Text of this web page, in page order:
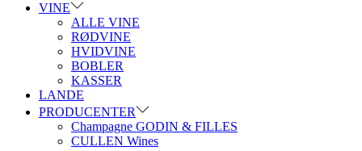
VINE
ALLE VINE
RØDVINE
HVIDVINE
BOBLER
KASSER
LANDE
PRODUCENTER
Champagne GODIN & FILLES
CULLEN Wines